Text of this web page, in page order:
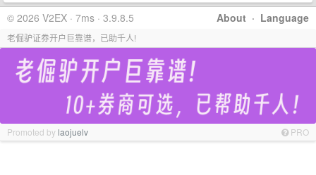
About · Language
© 2026 V2EX · 7ms · 3.9.8.5
老倔驴证券开户巨靠谱，已助千人!
Promoted bylaojuelv PRO